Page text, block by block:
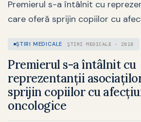
Premierul s-a întâlnit cu
care oferă sprijin copiilor cu
ŞTIRI MEDICALE ŞTIRI MEDICALE · 2018
Premierul s-a întâlnit cu
reprezentanții
sprijin copiilor cu
oncologice